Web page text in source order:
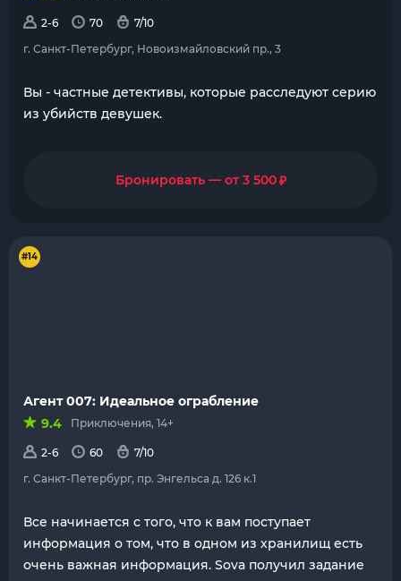
2-6 70
7/10
г. Санкт-Петербург, Новоизмайловский пр., 3
Вы - частные детективы, которые расследуют серию
из убийств девушек.
Бронировать — от 3 500₽
#14
Агент 007: Идеальное ограбление
9.4
Приключения, 14+
2-6 60
7/10
г. Санкт-Петербург, пр. Энгельса д. 126 к.1
Все начинается с того, что к вам поступает
информация о том, что в одном из хранилищ есть
очень важная информация. Sova получил задание